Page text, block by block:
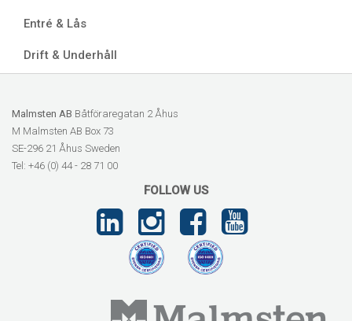
Entré & Lås
Drift & Underhåll
Malmsten AB Båtföraregatan 2 Åhus
M Malmsten AB Box 73
SE-296 21 Åhus Sweden
Tel: +46 (0) 44 - 28 71 00
FOLLOW US